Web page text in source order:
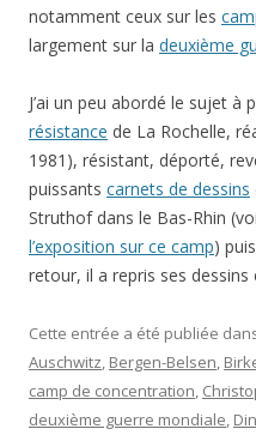
notamment ceux sur les
largement sur la deuxième
J’ai un peu abordé le sujet à
résistance de La Rochelle,
1981), résistant, déporté,
puissants carnets de dessins
Struthof dans le Bas-Rhin
l’exposition sur ce camp)
retour, il a repris ses dessins
Cette entrée a été publiée
Auschwitz, Bergen-Belsen,
camp de concentration,
deuxième guerre mondiale,